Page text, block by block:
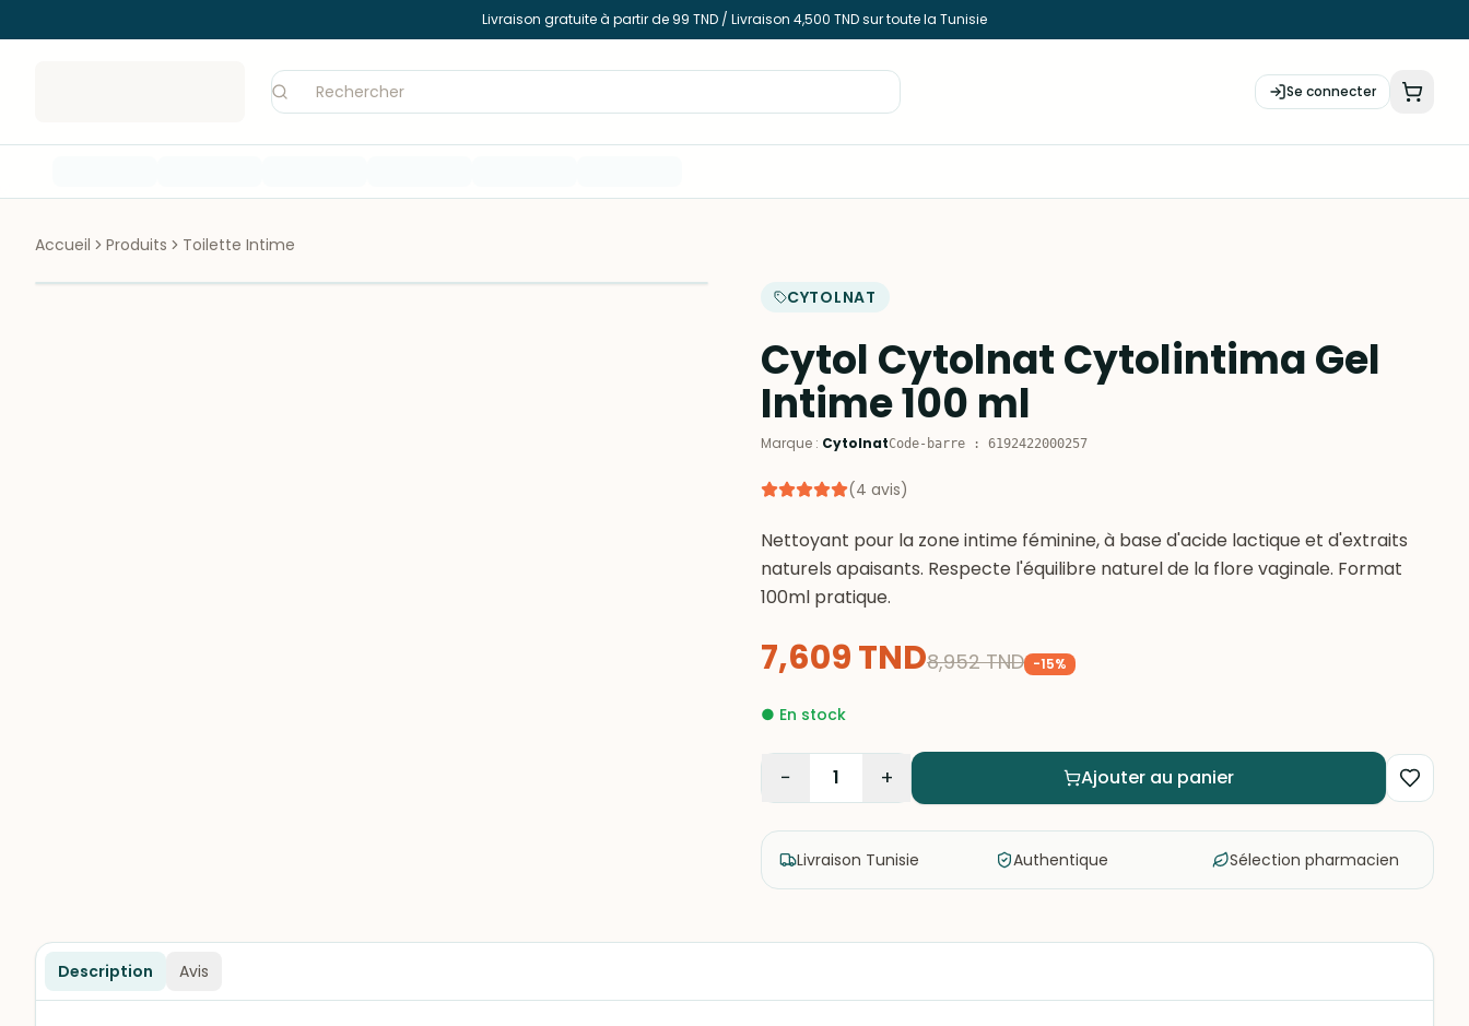
Livraison gratuite à partir de 99 TND / Livraison 4,500 TND sur toute la Tunisie
Se connecter
Accueil Produits Toilette Intime
CYTOLNAT
Cytol Cytolnat Cytolintima Gel
Intime 100 ml
Marque : CytolnatCode-barre : 6192422000257
(4 avis)
Nettoyant pour la zone intime féminine, à base d'acide lactique et d'extraits
naturels apaisants. Respecte l'équilibre naturel de la flore vaginale. Format
100ml pratique.
7,609TND8,952 TND -15%
● En stock
− 1 + Ajouter au panier
Livraison Tunisie Authentique Sélection pharmacien
Description Avis